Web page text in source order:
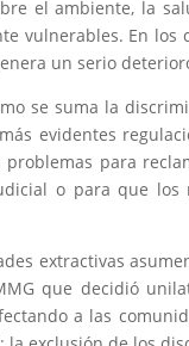
el ambiente, la
vulnerables. En
un serio
se suma la
evidentes
para
o para que
extractivas
que decidió
a las